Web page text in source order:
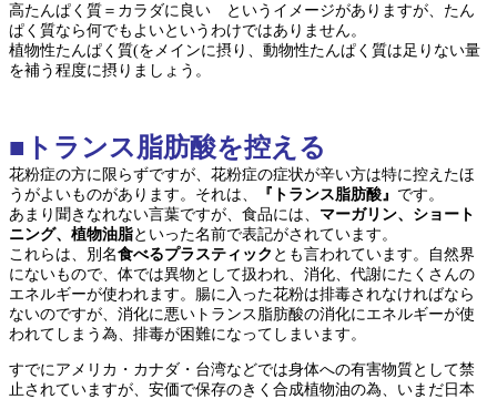
高たんぱく質＝カラダに良い というイメージがありますが、たん
ぱく質なら何でもよいというわけではありません。
植物性たんぱく質(をメインに摂り、動物性たんぱく質は足りない量
を補う程度に摂りましょう。
■トランス脂肪酸を控える
花粉症の方に限らずですが、花粉症の症状が辛い方は特に控えたほ
うがよいものがあります。それは、
『トランス脂肪酸』 です。
あまり聞きなれない言葉ですが、食品には、 マーガリン、ショート
ニング、植物油脂といった名前で表記がされています。
これらは、別名食べるプラスティック とも言われています。自然界
にないもので、体では異物として扱われ、消化、代謝にたくさんの
エネルギーが使われます。腸に入った花粉は排毒されなければなら
ないのですが、消化に悪いトランス脂肪酸の消化にエネルギーが使
われてしまう為、排毒が困難になってしまいます。
すでにアメリカ・カナダ・台湾などでは身体への有害物質として禁
止されていますが、安価で保存のきく合成植物油の為、いまだ日本